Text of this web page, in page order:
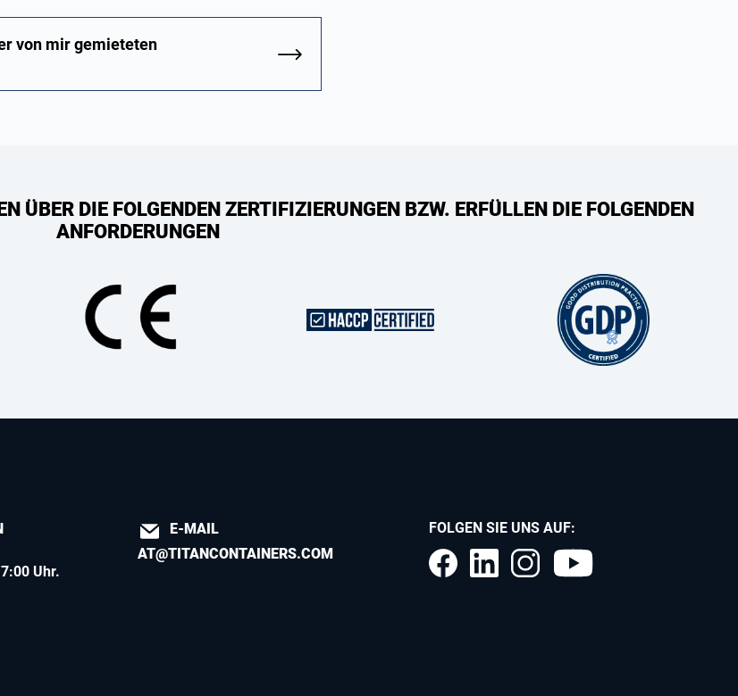
von mir gemieteten
ÜBER DIE FOLGENDEN ZERTIFIZIERUNGEN BZW. ERFÜLLEN DIE FOLGENDEN
ANFORDERUNGEN
Uhr.
E-MAIL
AT@TITANCONTAINERS.COM
FOLGEN SIE UNS AUF: